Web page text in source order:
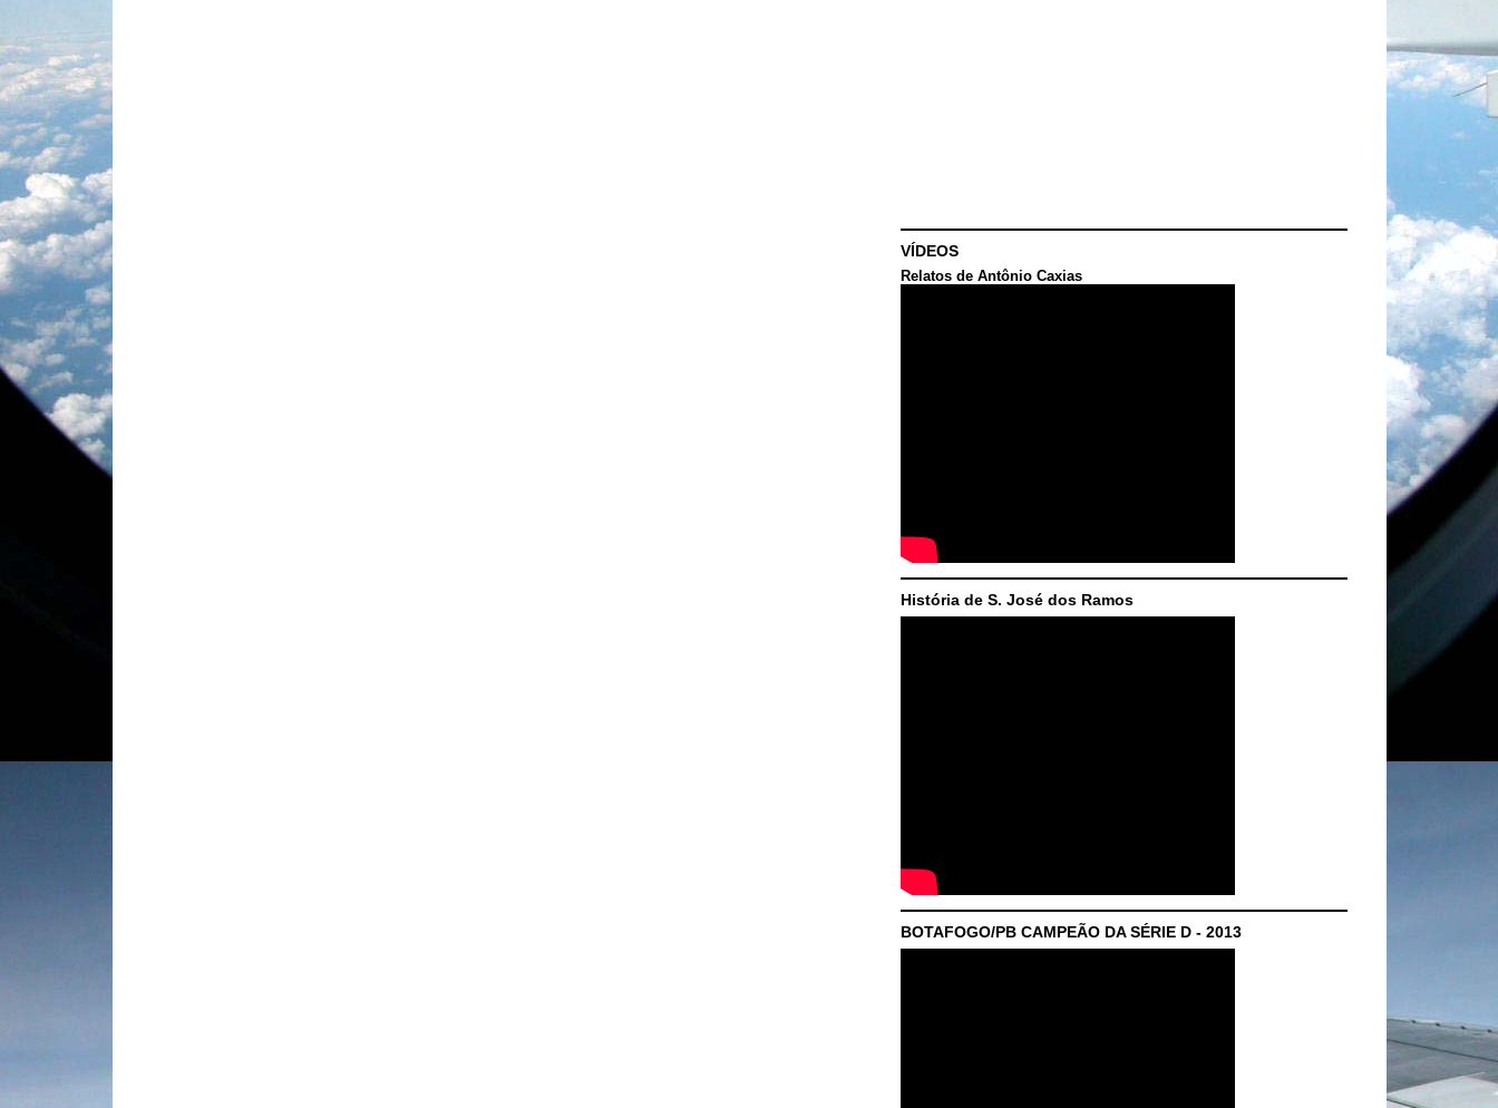
VÍDEOS
Relatos de Antônio Caxias
História de S. José dos Ramos
BOTAFOGO/PB CAMPEÃO DA SÉRIE D - 2013